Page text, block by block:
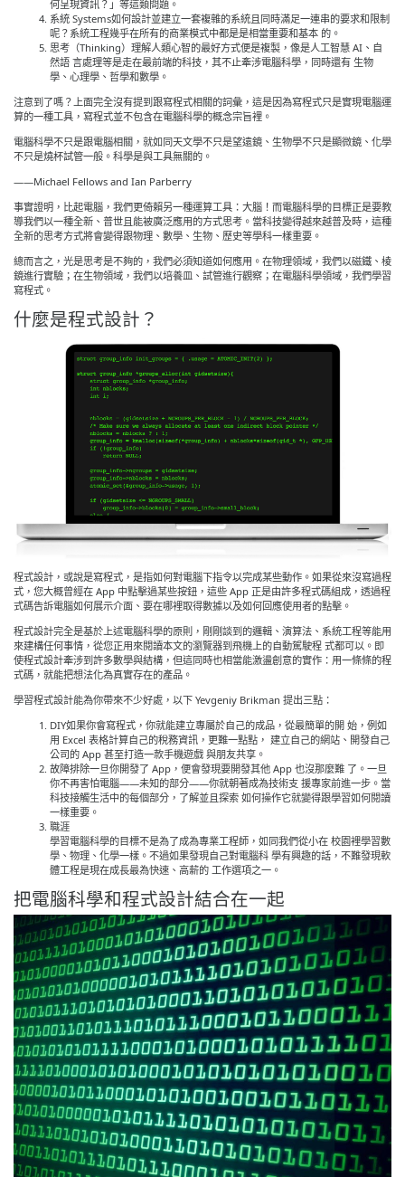
何呈現資訊？」等這類問題。
系統 Systems如何設計並建立一套複雜的系統且同時滿足一連串的要求和限制
呢？系統工程幾乎在所有的商業模式中都是是相當重要和基本 的。
思考（Thinking）理解人類心智的最好方式便是複製，像是人工智慧 AI、自
然語 言處理等是走在最前端的科技，其不止牽涉電腦科學，同時還有 生物
學、心理學、哲學和數學。
注意到了嗎？上面完全沒有提到跟寫程式相關的詞彙，這是因為寫程式只是實現電腦運
算的一種工具，寫程式並不包含在電腦科學的概念宗旨裡。
電腦科學不只是跟電腦相關，就如同天文學不只是望遠鏡、生物學不只是顯微鏡、化學
不只是燒杯試管一般。科學是與工具無關的。
——Michael Fellows and Ian Parberry
事實證明，比起電腦，我們更倚賴另一種運算工具：大腦！而電腦科學的目標正是要教
導我們以一種全新、普世且能被廣泛應用的方式思考。當科技變得越來越普及時，這種
全新的思考方式將會變得跟物理、數學、生物、歷史等學科一樣重要。
總而言之，光是思考是不夠的，我們必須知道如何應用。在物理領域，我們以磁鐵、棱
鏡進行實驗；在生物領域，我們以培養皿、試管進行觀察；在電腦科學領域，我們學習
寫程式。
什麼是程式設計？
程式設計，或說是寫程式，是指如何對電腦下指令以完成某些動作。如果從來沒寫過程
式，您大概曾經在 App 中點擊過某些按鈕，這些 App 正是由許多程式碼組成，透過程
式碼告訴電腦如何展示介面、要在哪裡取得數據以及如何回應使用者的點擊。
程式設計完全是基於上述電腦科學的原則，剛剛談到的邏輯、演算法、系統工程等能用
來建構任何事情，從您正用來閱讀本文的瀏覽器到飛機上的自動駕駛程 式都可以。即
使程式設計牽涉到許多數學與結構，但這同時也相當能激盪創意的實作：用一條條的程
式碼，就能把想法化為真實存在的產品。
學習程式設計能為你帶來不少好處，以下 Yevgeniy Brikman 提出三點：
DIY如果你會寫程式，你就能建立專屬於自己的成品，從最簡單的開 始，例如
用 Excel 表格計算自己的稅務資訊，更難一點點， 建立自己的網站、開發自己
公司的 App 甚至打造一款手機遊戲 與朋友共享。
故障排除一旦你開發了 App，便會發現要開發其他 App 也沒那麼難 了。一旦
你不再害怕電腦——未知的部分——你就朝著成為技術支 援專家前進一步。當
科技接觸生活中的每個部分，了解並且探索 如何操作它就變得跟學習如何閱讀
一樣重要。
職涯
學習電腦科學的目標不是為了成為專業工程師，如同我們從小在 校園裡學習數
學、物理、化學一樣。不過如果發現自己對電腦科 學有興趣的話，不難發現軟
體工程是現在成長最為快速、高薪的 工作選項之一。
把電腦科學和程式設計結合在一起